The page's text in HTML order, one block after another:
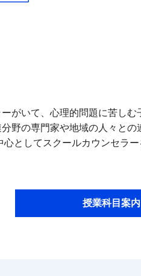
がいて、心理的問題に苦し
野の専門家や地域の人々と
としてスクールカウンセラ
授業科目案内